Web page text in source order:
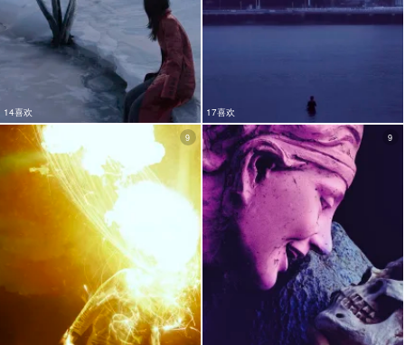
14喜欢 17喜欢
9 9